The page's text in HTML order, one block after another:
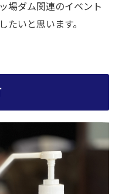
場ダム関連のイベント
たいと思います。